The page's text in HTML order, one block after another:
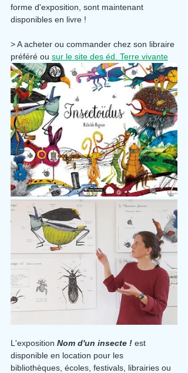
forme d'exposition, sont maintenant
disponibles en livre !
> A acheter ou commander chez son libraire
préféré ou sur le site des éd. Terre vivante
L'exposition Nom d'un insecte ! est
disponible en location pour les
bibliothèques, écoles, festivals, librairies ou